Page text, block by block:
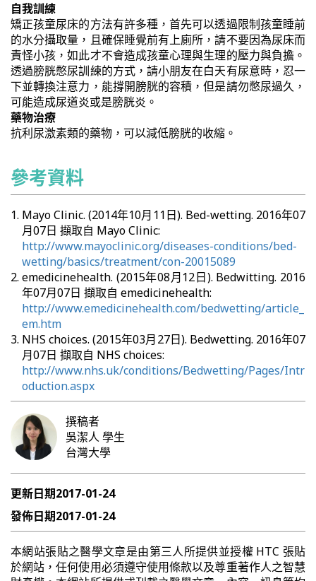
自我訓練
矯正孩童尿床的方法有許多種，首先可以透過限制孩童睡前
的水分攝取量，且確保睡覺前有上廁所，請不要因為尿床而
責怪小孩，如此才不會造成孩童心理與生理的壓力與負擔。
透過膀胱憋尿訓練的方式，請小朋友在白天有尿意時，忍一
下並轉換注意力，能撐開膀胱的容積，但是請勿憋尿過久，
可能造成尿道炎或是膀胱炎。
藥物治療
抗利尿激素類的藥物，可以減低膀胱的收縮。
參考資料
Mayo Clinic. (2014年10月11日). Bed-wetting. 2016年07
月07日 擷取自 Mayo Clinic:
http://www.mayoclinic.org/diseases-conditions/bed-
wetting/basics/treatment/con-20015089
emedicinehealth. (2015年08月12日). Bedwitting. 2016
年07月07日 擷取自 emedicinehealth:
http://www.emedicinehealth.com/bedwetting/article_
em.htm
NHS choices. (2015年03月27日). Bedwetting. 2016年07
月07日 擷取自 NHS choices:
http://www.nhs.uk/conditions/Bedwetting/Pages/Intr
oduction.aspx
撰稿者
吳潔人 學生
台灣大學
更新日期2017-01-24
發佈日期2017-01-24
本網站張貼之醫學文章是由第三人所提供並授權 HTC 張貼
於網站，任何使用必須遵守使用條款以及尊重著作人之智慧